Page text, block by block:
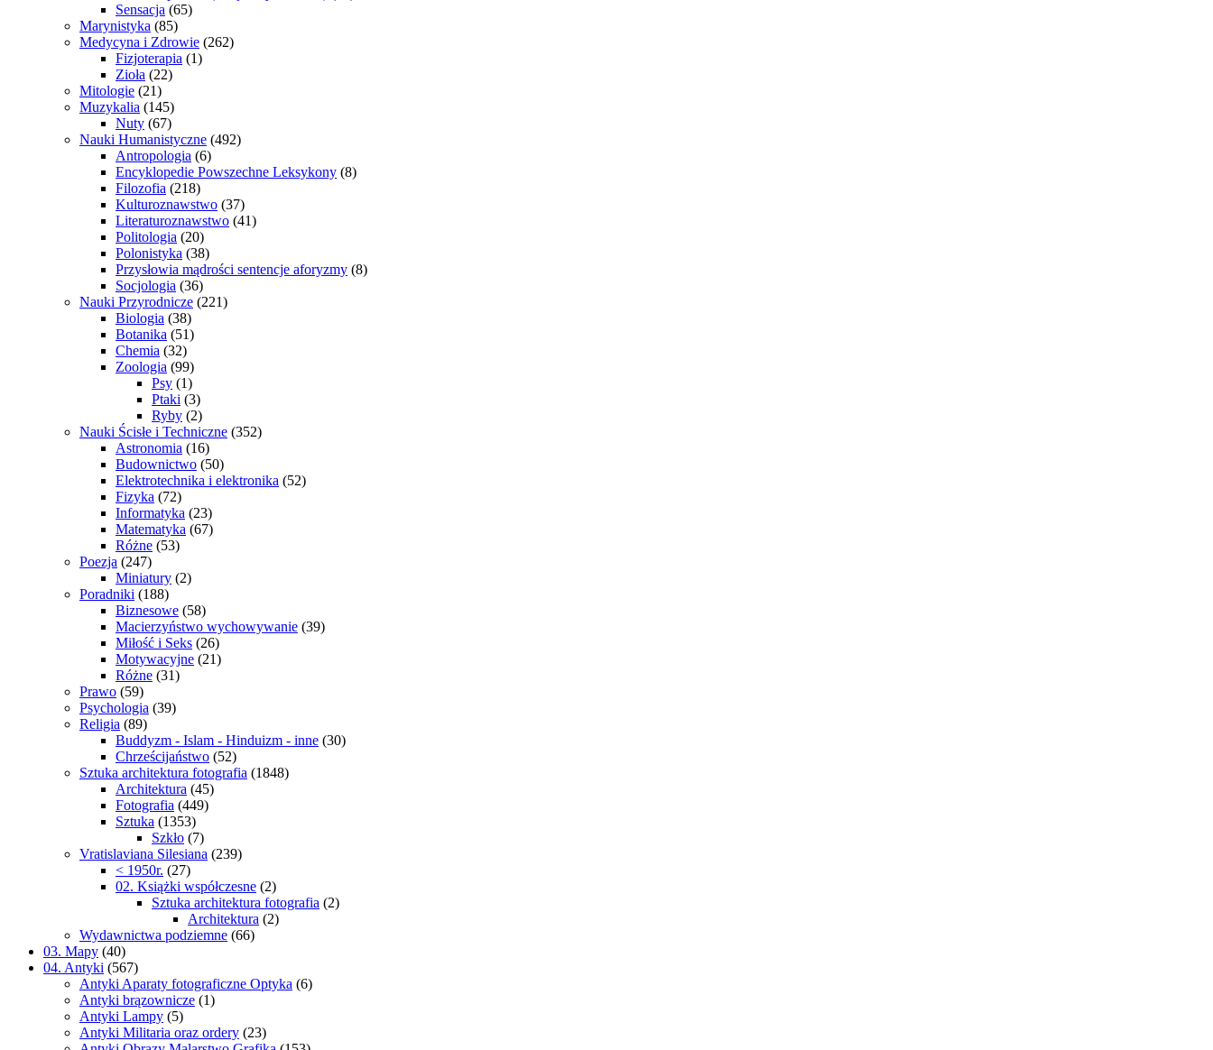
Sensacja (65)
Marynistyka (85)
Medycyna i Zdrowie (262)
Fizjoterapia (1)
Zioła (22)
Mitologie (21)
Muzykalia (145)
Nuty (67)
Nauki Humanistyczne (492)
Antropologia (6)
Encyklopedie Powszechne Leksykony (8)
Filozofia (218)
Kulturoznawstwo (37)
Literaturoznawstwo (41)
Politologia (20)
Polonistyka (38)
Przysłowia mądrości sentencje aforyzmy (8)
Socjologia (36)
Nauki Przyrodnicze (221)
Biologia (38)
Botanika (51)
Chemia (32)
Zoologia (99)
Psy (1)
Ptaki (3)
Ryby (2)
Nauki Ścisłe i Techniczne (352)
Astronomia (16)
Budownictwo (50)
Elektrotechnika i elektronika (52)
Fizyka (72)
Informatyka (23)
Matematyka (67)
Różne (53)
Poezja (247)
Miniatury (2)
Poradniki (188)
Biznesowe (58)
Macierzyństwo wychowywanie (39)
Miłość i Seks (26)
Motywacyjne (21)
Różne (31)
Prawo (59)
Psychologia (39)
Religia (89)
Buddyzm - Islam - Hinduizm - inne (30)
Chrześcijaństwo (52)
Sztuka architektura fotografia (1848)
Architektura (45)
Fotografia (449)
Sztuka (1353)
Szkło (7)
Vratislaviana Silesiana (239)
< 1950r. (27)
02. Książki współczesne (2)
Sztuka architektura fotografia (2)
Architektura (2)
Wydawnictwa podziemne (66)
03. Mapy (40)
04. Antyki (567)
Antyki Aparaty fotograficzne Optyka (6)
Antyki brązownicze (1)
Antyki Lampy (5)
Antyki Militaria oraz ordery (23)